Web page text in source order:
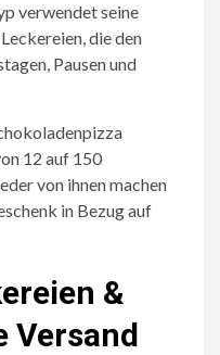
verwendet seine
die den
Pausen und
12 auf 150
von ihnen machen
in Bezug auf
&
Versand